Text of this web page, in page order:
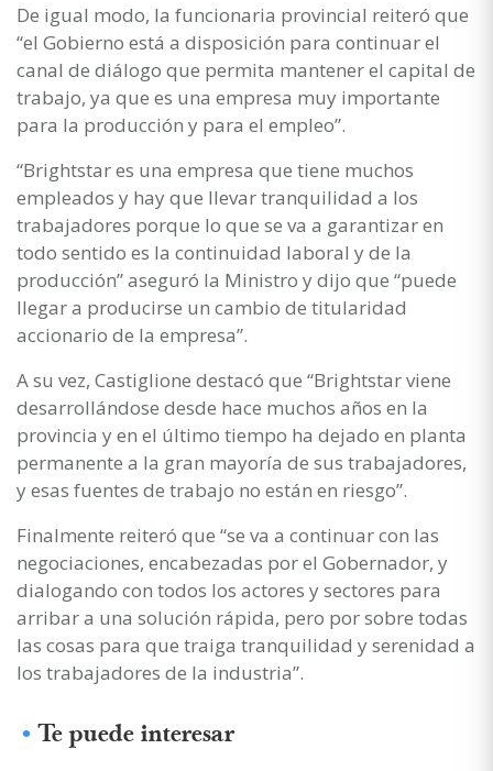
De igual modo, la funcionaria provincial reiteró que
“el Gobierno está a disposición para continuar el
canal de diálogo que permita mantener el capital de
trabajo, ya que es una empresa muy importante
para la producción y para el empleo”.
“Brightstar es una empresa que tiene muchos
empleados y hay que llevar tranquilidad a los
trabajadores porque lo que se va a garantizar en
todo sentido es la continuidad laboral y de la
producción” aseguró la Ministro y dijo que “puede
llegar a producirse un cambio de titularidad
accionario de la empresa”.
A su vez, Castiglione destacó que “Brightstar viene
desarrollándose desde hace muchos años en la
provincia y en el último tiempo ha dejado en planta
permanente a la gran mayoría de sus trabajadores,
y esas fuentes de trabajo no están en riesgo”.
Finalmente reiteró que “se va a continuar con las
negociaciones, encabezadas por el Gobernador, y
dialogando con todos los actores y sectores para
arribar a una solución rápida, pero por sobre todas
las cosas para que traiga tranquilidad y serenidad a
los trabajadores de la industria”.
Te puede interesar